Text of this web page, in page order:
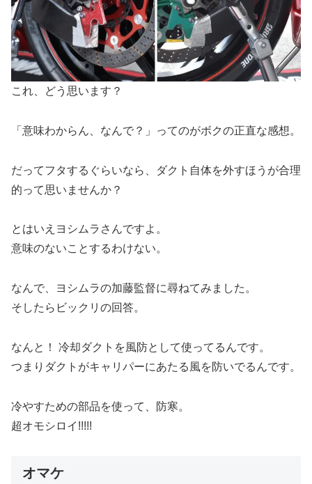
これ、どう思います？
「意味わからん、なんで？」ってのがボクの正直な感想。
だってフタするぐらいなら、ダクト自体を外すほうが合理
的って思いませんか？
とはいえヨシムラさんですよ。
意味のないことするわけない。
なんで、ヨシムラの加藤監督に尋ねてみました。
そしたらビックリの回答。
なんと！ 冷却ダクトを風防として使ってるんです。
つまりダクトがキャリパーにあたる風を防いでるんです。
冷やすための部品を使って、防寒。
超オモシロイ!!!!!
オマケ